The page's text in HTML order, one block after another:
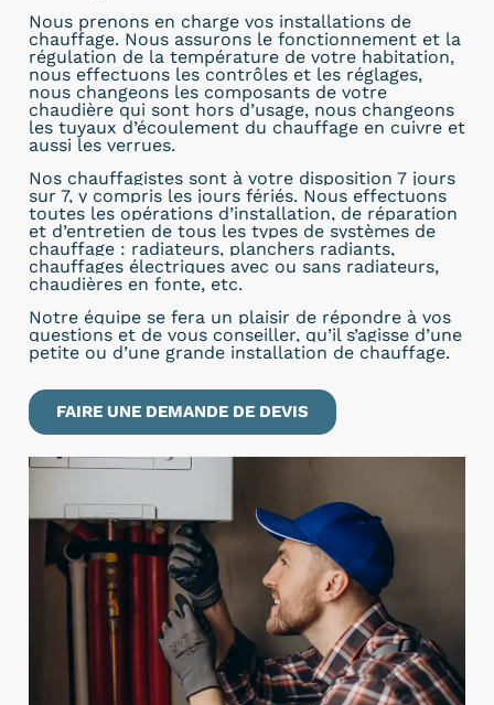
Nous prenons en charge vos installations de
chauffage. Nous assurons le fonctionnement et la
régulation de la température de votre habitation,
nous effectuons les contrôles et les réglages,
nous changeons les composants de votre
chaudière qui sont hors d’usage, nous changeons
les tuyaux d’écoulement du chauffage en cuivre et
aussi les verrues.
Nos chauffagistes sont à votre disposition 7 jours
sur 7, y compris les jours fériés. Nous effectuons
toutes les opérations d’installation, de réparation
et d’entretien de tous les types de systèmes de
chauffage : radiateurs, planchers radiants,
chauffages électriques avec ou sans radiateurs,
chaudières en fonte, etc.
Notre équipe se fera un plaisir de répondre à vos
questions et de vous conseiller, qu’il s’agisse d’une
petite ou d’une grande installation de chauffage.
FAIRE UNE DEMANDE DE DEVIS